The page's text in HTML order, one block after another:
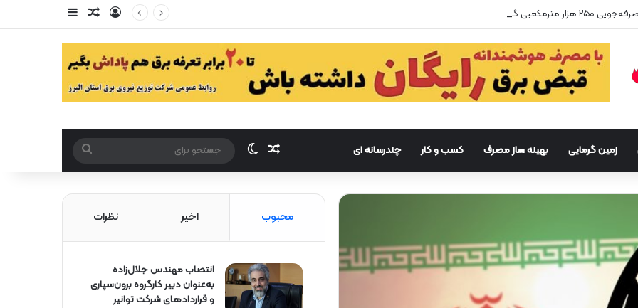
ورود مقاله تصادفی
زمین گرمایی بهینه ساز مصرف کسب و کار چندرسانه ای مقاله تصادفی
تغییر پوست
برای
محبوب اخیر نظرات
انتصاب مهندس جلال‌زاده
به‌عنوان دبیر كارگروه برون‌سپاری
و قراردادهای شركت توانیر